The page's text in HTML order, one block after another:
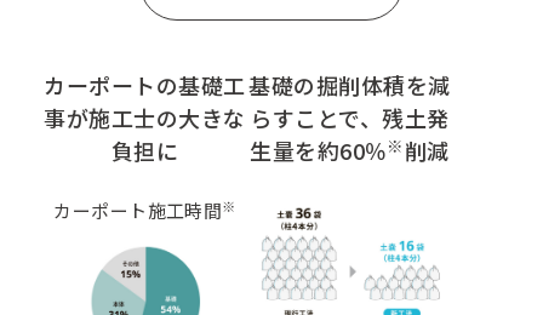
カーポートの基礎工
事が施工士の大きな
負担に
カーポート施工時間※
基礎の掘削体積を減
らすことで、残土発
生量を約60％※ 削減